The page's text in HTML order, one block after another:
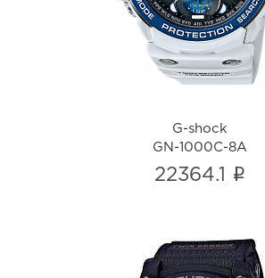
GN-1000C-8A
i
G-shock
GN-1000C-8A
22364.1 i